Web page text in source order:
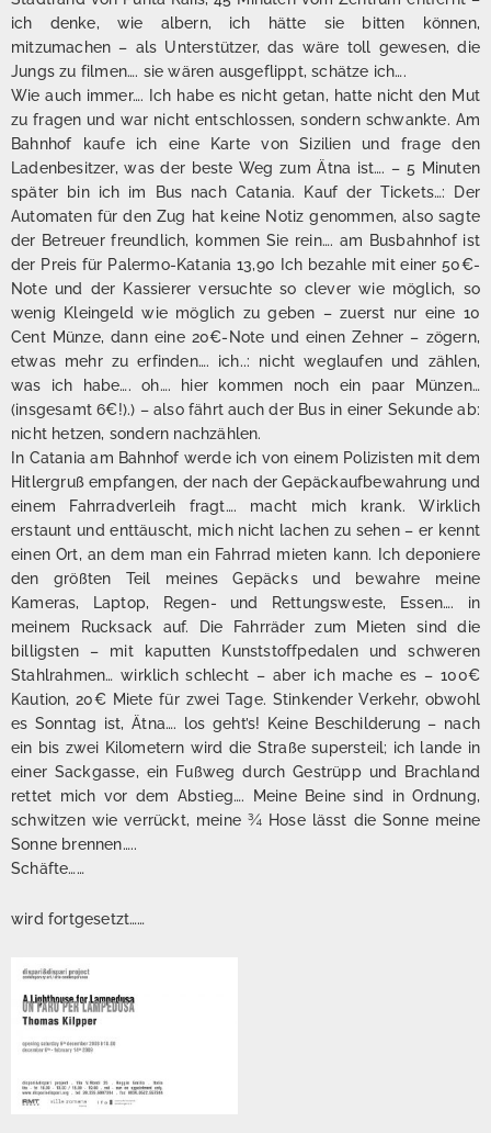
ich denke, wie albern, ich hätte sie bitten können,
mitzumachen – als Unterstützer, das wäre toll gewesen, die
Jungs zu filmen…. sie wären ausgeflippt, schätze ich….
Wie auch immer…. Ich habe es nicht getan, hatte nicht den Mut
zu fragen und war nicht entschlossen, sondern schwankte. Am
Bahnhof kaufe ich eine Karte von Sizilien und frage den
Ladenbesitzer, was der beste Weg zum Ätna ist…. – 5 Minuten
später bin ich im Bus nach Catania. Kauf der Tickets…: Der
Automaten für den Zug hat keine Notiz genommen, also sagte
der Betreuer freundlich, kommen Sie rein…. am Busbahnhof ist
der Preis für Palermo-Katania 13,90 Ich bezahle mit einer 50€-
Note und der Kassierer versuchte so clever wie möglich, so
wenig Kleingeld wie möglich zu geben – zuerst nur eine 10
Cent Münze, dann eine 20€-Note und einen Zehner – zögern,
etwas mehr zu erfinden…. ich..: nicht weglaufen und zählen,
was ich habe…. oh…. hier kommen noch ein paar Münzen…
(insgesamt 6€!).) – also fährt auch der Bus in einer Sekunde ab:
nicht hetzen, sondern nachzählen.
In Catania am Bahnhof werde ich von einem Polizisten mit dem
Hitlergruß empfangen, der nach der Gepäckaufbewahrung und
einem Fahrradverleih fragt…. macht mich krank. Wirklich
erstaunt und enttäuscht, mich nicht lachen zu sehen – er kennt
einen Ort, an dem man ein Fahrrad mieten kann. Ich deponiere
den größten Teil meines Gepäcks und bewahre meine
Kameras, Laptop, Regen- und Rettungsweste, Essen…. in
meinem Rucksack auf. Die Fahrräder zum Mieten sind die
billigsten – mit kaputten Kunststoffpedalen und schweren
Stahlrahmen… wirklich schlecht – aber ich mache es – 100€
Kaution, 20€ Miete für zwei Tage. Stinkender Verkehr, obwohl
es Sonntag ist, Ätna…. los geht’s! Keine Beschilderung – nach
ein bis zwei Kilometern wird die Straße supersteil; ich lande in
einer Sackgasse, ein Fußweg durch Gestrüpp und Brachland
rettet mich vor dem Abstieg…. Meine Beine sind in Ordnung,
schwitzen wie verrückt, meine ¾ Hose lässt die Sonne meine
Sonne brennen…..
Schäfte……
wird fortgesetzt……